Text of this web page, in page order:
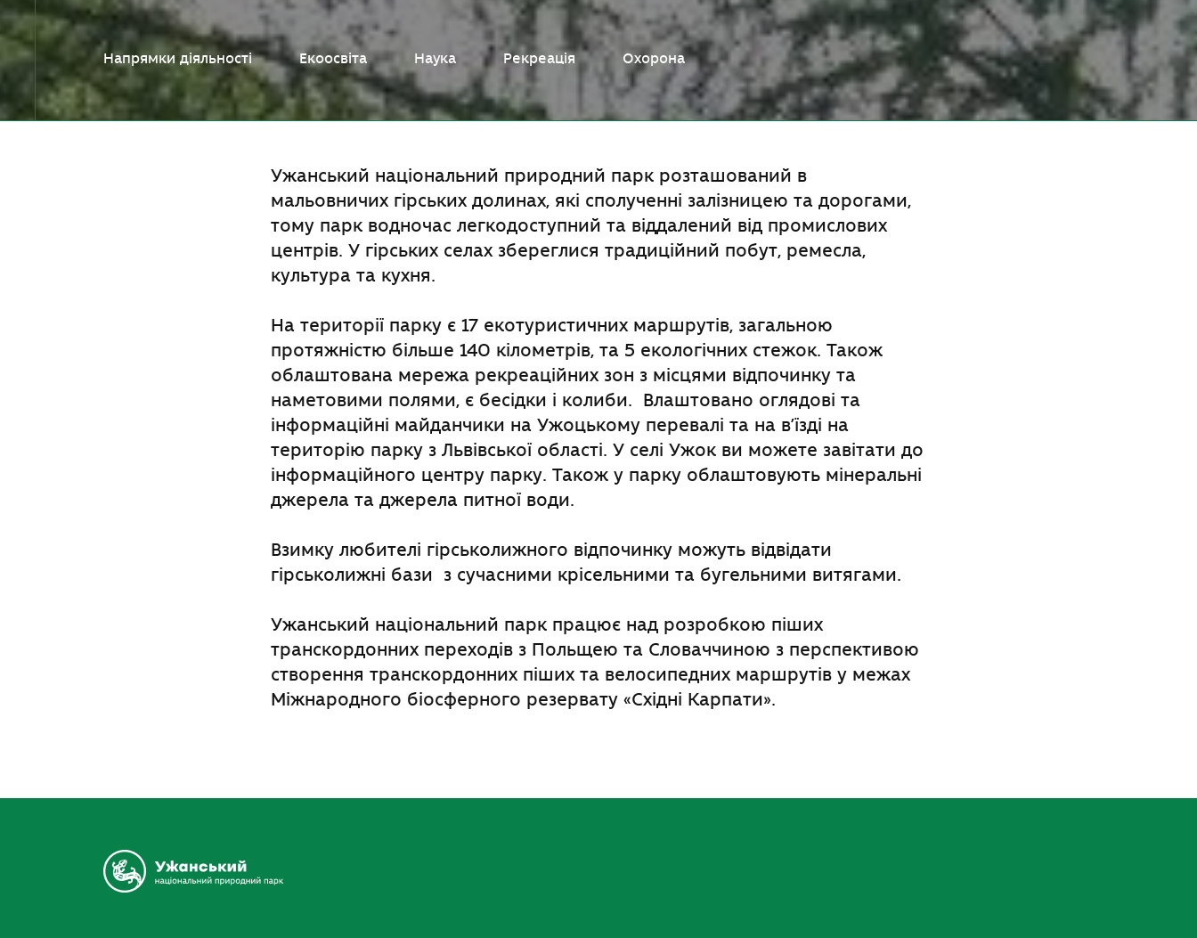
Напрямки діяльності Екоосвіта Наука Рекреація Охорона
Ужанський національний природний парк розташований в
мальовничих гірських долинах, які сполученні залізницею та дорогами,
тому парк водночас легкодоступний та віддалений від промислових
центрів. У гірських селах збереглися традиційний побут, ремесла,
культура та кухня.
На території парку є 17 екотуристичних маршрутів, загальною
протяжністю більше 140 кілометрів, та 5 екологічних стежок. Також
облаштована мережа рекреаційних зон з місцями відпочинку та
наметовими полями, є бесідки і колиби. Влаштовано оглядові та
інформаційні майданчики на Ужоцькому перевалі та на в’їзді на
територію парку з Львівської області. У селі Ужок ви можете завітати до
інформаційного центру парку. Також у парку облаштовують мінеральні
джерела та джерела питної води.
Взимку любителі гірськолижного відпочинку можуть відвідати
гірськолижні бази з сучасними крісельними та бугельними витягами.
Ужанський національний парк працює над розробкою піших
транскордонних переходів з Польщею та Словаччиною з перспективою
створення транскордонних піших та велосипедних маршрутів у межах
Міжнародного біосферного резервату «Східні Карпати».